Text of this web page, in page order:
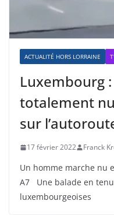
ACTUALITÉ HORS LORRAINE
Luxembourg
totalement
sur
17 février 2022 Franck
Un homme marche nu
A7 Une balade en
luxembourgeoises